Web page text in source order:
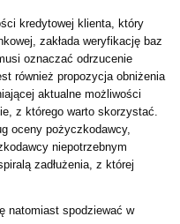
kredytowej klienta, który
zakłada weryfikację baz
oznaczać odrzucenie
również propozycja obniżenia
aktualne możliwości
z którego warto skorzystać.
oceny pożyczkodawcy,
niepotrzebnym
zadłużenia, z której
natomiast spodziewać w